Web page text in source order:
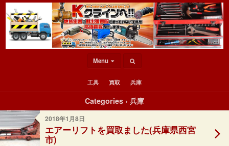
Menu
工具 買取 兵庫
Categories › 兵庫
2018年1月8日
エアーリフトを買取ました(兵庫県西宮
市)